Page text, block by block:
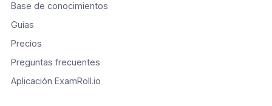
Base de conocimientos
Guías
Precios
Preguntas frecuentes
Aplicación ExamRoll.io